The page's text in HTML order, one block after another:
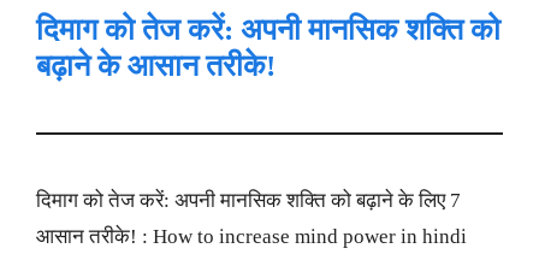
दिमाग को तेज करें: अपनी मानसिक शक्ति को
बढ़ाने के आसान तरीके!
दिमाग को तेज करें: अपनी मानसिक शक्ति को बढ़ाने के लिए 7
आसान तरीके! : How to increase mind power in hindi